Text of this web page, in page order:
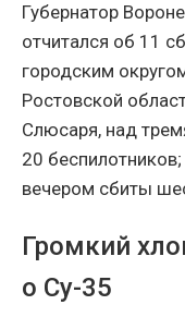
Губернатор
отчитался об 11
городским
Ростовской
Слюсаря, над
20
вечером сбиты
Громкий
о Су-35